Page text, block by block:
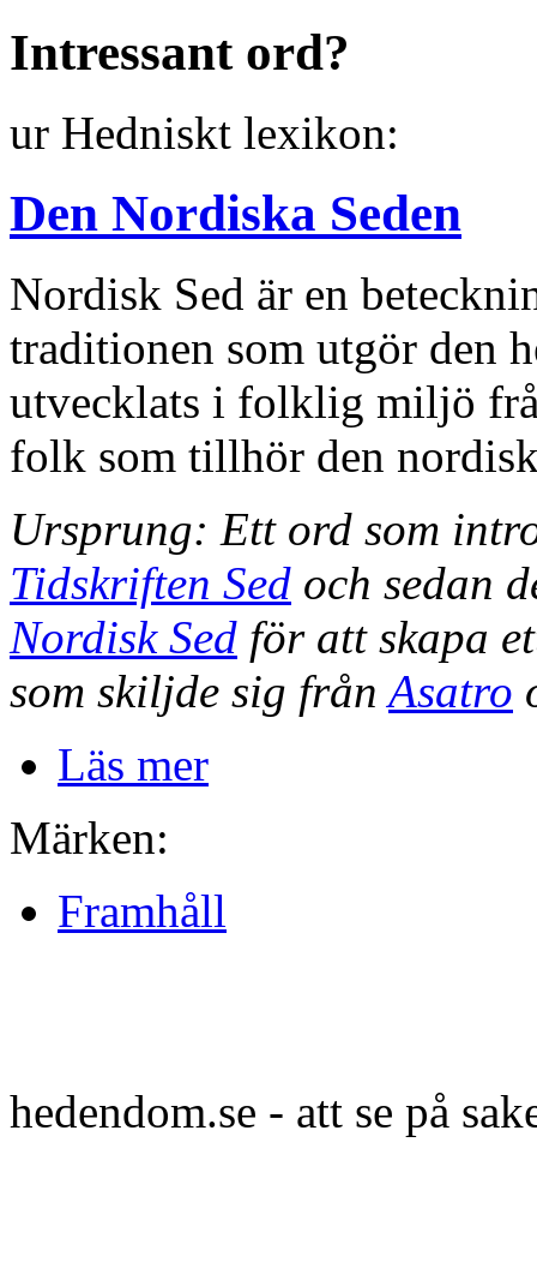
Intressant ord?
ur Hedniskt lexikon:
Den Nordiska Seden
Nordisk Sed är en
traditionen som utgör den
utvecklats i folklig miljö
folk som tillhör den
Ursprung: Ett ord som
Tidskriften Sed och sedan
Nordisk Sed för att skapa
som skiljde sig frånAsatro
Läs mer
Märken:
Framhåll
hedendom.se - att se på